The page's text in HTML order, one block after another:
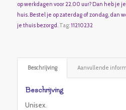
op werkdagen voor 22.00 uur? Dan heb je
huis. Bestel je op zaterdag of zondag, dan
je thuis bezorgd. Tag:11210232
Beschrijving Aanvullende
Beschrijving
Unisex.